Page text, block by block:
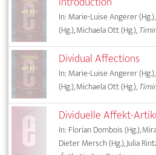
In: Marie-Luise Angerer
(Hg.), Michaela Ott (Hg.),
Dividual Affections
In: Marie-Luise Angerer
(Hg.), Michaela Ott (Hg.),
Dividuelle Affekt-
In: Florian Dombois (Hg.),
Dieter Mersch (Hg.), Julia